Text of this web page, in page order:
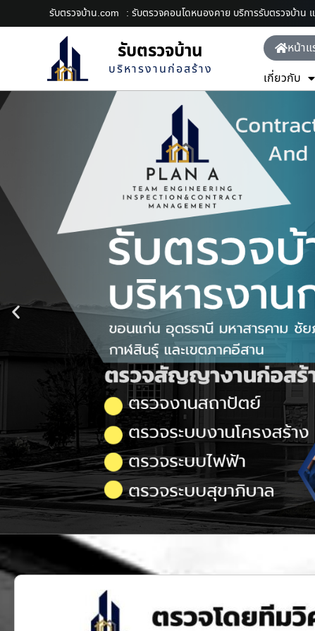
รับตรวจบ้าน.com : รับตรวจคอนโดหนองคาย บริการรับตรวจบ้าน
รับตรวจบ้าน
บริหารงานก่อสร้าง
หน้า
เกี่ยวกับ